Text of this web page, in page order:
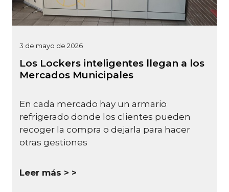
3 de mayo de 2026
Los Lockers inteligentes llegan a los
Mercados Municipales
En cada mercado hay un armario
refrigerado donde los clientes pueden
recoger la compra o dejarla para hacer
otras gestiones
Leer más >